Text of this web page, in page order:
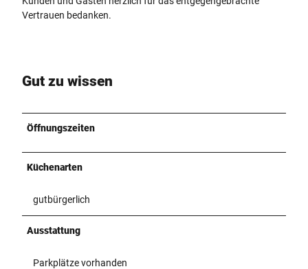
Vertrauen bedanken.
Gut zu wissen
Öffnungszeiten
Küchenarten
gutbürgerlich
Ausstattung
Parkplätze vorhanden